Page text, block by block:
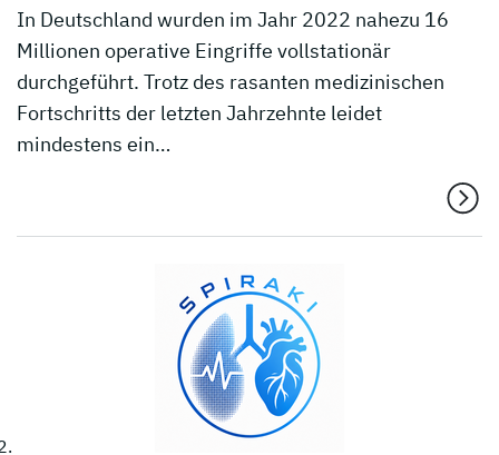
In Deutschland wurden im Jahr 2022 nahezu 16
Millionen operative Eingriffe vollstationär
durchgeführt. Trotz des rasanten medizinischen
Fortschritts der letzten Jahrzehnte leidet
mindestens ein…